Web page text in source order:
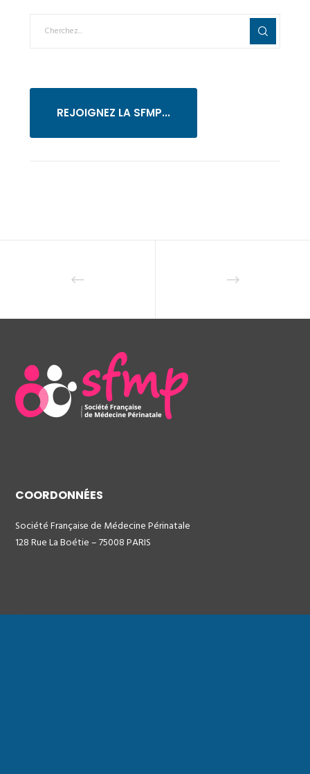
REJOIGNEZ LA SFMP...
COORDONNÉES
Société Française de Médecine Périnatale
128 Rue La Boétie – 75008 PARIS